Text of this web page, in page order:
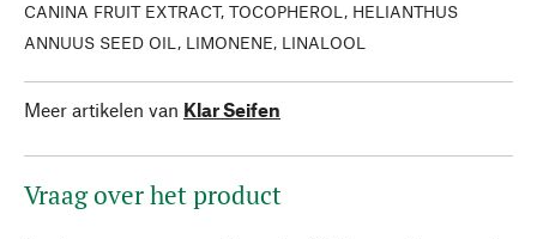
CANINA FRUIT EXTRACT, TOCOPHEROL, HELIANTHUS
ANNUUS SEED OIL, LIMONENE, LINALOOL
Meer artikelen van Klar Seifen
Vraag over het product